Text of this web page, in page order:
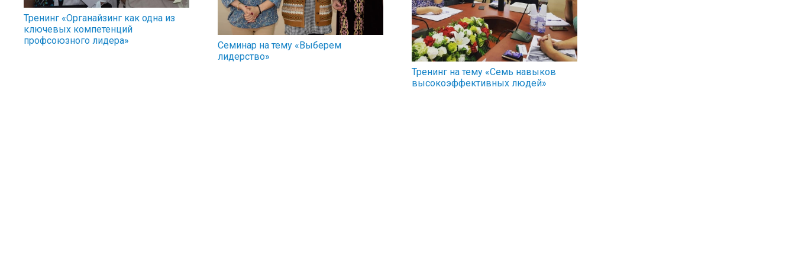
Тренинг «Органайзинг как одна из
ключевых компетенций
профсоюзного лидера»
Семинар на тему «Выберем
лидерство»
Тренинг на тему «Семь навыков
высокоэффективных людей»